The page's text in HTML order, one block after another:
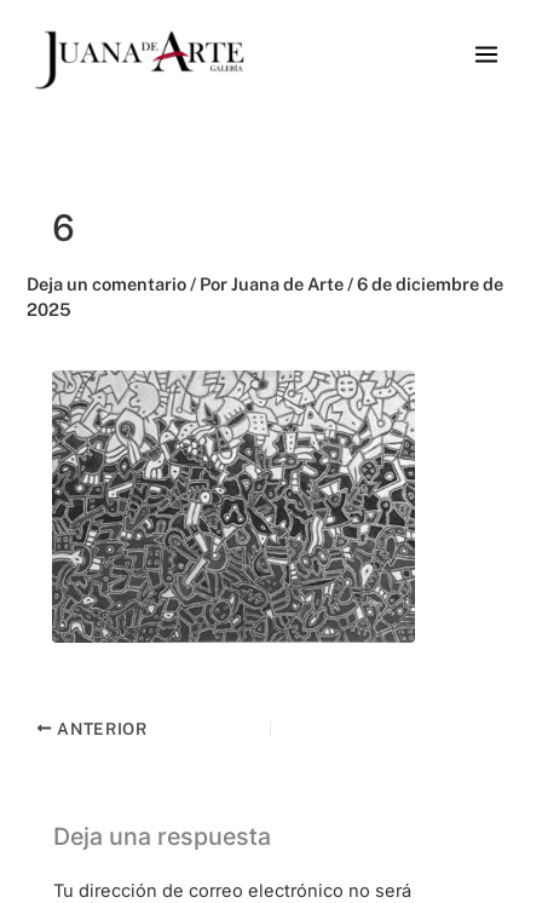
6
Deja un comentario / PorJuana de Arte/6 de diciembre de
2025
ANTERIOR
Deja una respuesta
Tu dirección de correo electrónico no será